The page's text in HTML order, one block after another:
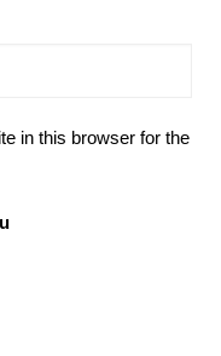
in this browser for the